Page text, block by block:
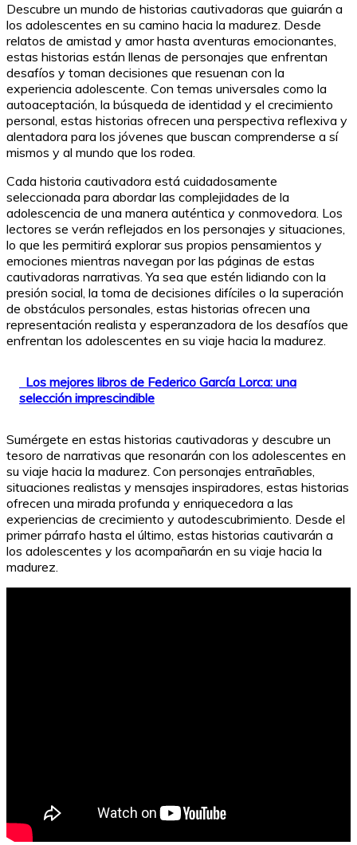
Descubre un mundo de historias cautivadoras que guiarán a
los adolescentes en su camino hacia la madurez. Desde
relatos de amistad y amor hasta aventuras emocionantes,
estas historias están llenas de personajes que enfrentan
desafíos y toman decisiones que resuenan con la
experiencia adolescente. Con temas universales como la
autoaceptación, la búsqueda de identidad y el crecimiento
personal, estas historias ofrecen una perspectiva reflexiva y
alentadora para los jóvenes que buscan comprenderse a sí
mismos y al mundo que los rodea.
Cada historia cautivadora está cuidadosamente
seleccionada para abordar las complejidades de la
adolescencia de una manera auténtica y conmovedora. Los
lectores se verán reflejados en los personajes y situaciones,
lo que les permitirá explorar sus propios pensamientos y
emociones mientras navegan por las páginas de estas
cautivadoras narrativas. Ya sea que estén lidiando con la
presión social, la toma de decisiones difíciles o la superación
de obstáculos personales, estas historias ofrecen una
representación realista y esperanzadora de los desafíos que
enfrentan los adolescentes en su viaje hacia la madurez.
Los mejores libros de Federico García Lorca: una
selección imprescindible
Sumérgete en estas historias cautivadoras y descubre un
tesoro de narrativas que resonarán con los adolescentes en
su viaje hacia la madurez. Con personajes entrañables,
situaciones realistas y mensajes inspiradores, estas historias
ofrecen una mirada profunda y enriquecedora a las
experiencias de crecimiento y autodescubrimiento. Desde el
primer párrafo hasta el último, estas historias cautivarán a
los adolescentes y los acompañarán en su viaje hacia la
madurez.